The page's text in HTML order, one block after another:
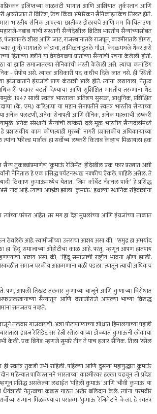
आफ्रिकन इजिप्तच्या वाळवंटी भागात आणि आशियात तुर्कस्तान आणि
ते ब्रिटिश, फ्रेंच किंवा अमेरिकन सैनिकांइतकेच तिखट होते.
भारतीय सैनिक आपल्या छातीवर झेलायचे आणि मग किंचित उणा
नबाब यांची संस्थानी सैन्येदेखील ब्रिटिश भारतीय सैन्यांच्यासोबत
पंजाबातले शीख आणि जाट, राजस्थानातले राजपूत, काश्मीरातले डोगरा,
कूर्ग) भागातले कोडावा, तामिळनाडूतले गौडा, केरळमधले थेवर असे
हिताच्या दृष्टीने या वेगवेगळ्या प्रांतांच्या सैन्यांची रचना केलेली होती.
या ज्ञाति समाजातल्या सैनिकांची भरती केलेली असे. त्यांचा कमांडिंग
- सेपॉय असे. त्याला अधिकारी पद कधीच दिले जात नसे. ही स्थिती
इंग्रजांचे प्राण कंठाशी आले होते. त्यांना लढायला, नेतृत्व
पदावर बढती देण्याचा आणि सुशिक्षित भारतीय तरुणांना थेट
1947 साली स्वतंत्र भारताला अतिशय सुसज्ज, आधुनिक, प्रशिक्षित
(के. एम.) करिअप्पा या महान सेनापतीने स्वतंत्र भारतीय सैन्याच्या
पलटणी, अनेक सेनापती आणि सैनिक, अनेक महत्त्वाची लष्करी
अनेक संस्थानी सैन्यांची लष्करी दले मूळ भारतीय सैन्यदलांमध्ये
काम कोणत्याही मुरब्बी नागरी प्रशासकीय अधिकार्‍याच्या
‘फील्ड मार्शल’ हा सर्वोच्च लष्करी किताब केव्हाच मिळायला हवा
सैन्य तुकड्यांप्रमाणेच ‘कुमाऊं रेजिमेंट’ हीदेखील एक फार प्रख्यात अशी
नैनिताल हे एक प्रसिद्ध पर्यटनस्थळ नक्कीच ऐकले, पाहिले असेल. ते
ठिकाण कुमाऊंमध्येच येतात. ‘जिम कॉर्बेट नॅशनल पार्क’ हे प्रसिद्ध
नाव आहे. त्याचा अपभ्रंश झाला ‘कुमाऊं.’ इथल्या स्थानिक रहिवाशांना
परंपरा आहेत, तर मग हा देश मुघलांच्या आणि इंग्रजांच्या ताब्यात
ठेवलेले आहे. स्वामीजींच्या उत्तराचा आशय असा की, “समुद्र हा अमर्याद
हा हिंदू समाजाच्या ओहोटीचा काळ आहे. परंतु, म्हणून आपण हातपाय
आशय असा की, “हिंदू समाजाची राष्ट्रीय भावना क्षीण झाली.
समाज परकीय आक्रमणांना बळी पडला. त्यातून त्याची अधिकच
पण, आपली तिखट तलवार कुणाच्या बाजूने आणि कुणाच्या विरोधात
सैन्यातून आणि दत्ताजीराजे आपल्या भाच्या विरुद्ध
समजतच नव्हते.
गाजवायची. अशा पोटापाण्याच्या शोधात हिमालयाच्या पहाडी
इंग्रज रेसिडेंट सर हेन्री रसेल यांच्या डोळ्यांत कुमाऊंनी लोकांचा
केली. एक ब्रिगेड म्हणजे सुमारे तीन ते पाच हजार सैनिक. तिला ‘रसेल
स्वतंत्र तुकडी उभी राहिली. पहिल्या आणि दुसर्‍या महायुद्धात कुमाऊं
महिन्यात पाकिस्तानने भारताच्या काश्मीरवर हल्ला चढवून तो प्रदेश
प्रसिद्ध असलेल्या लढाईत ‘पहिली कुमाऊं’ आणि ‘चौथी कुमाऊं’ या
नेतृत्वाचा कळस गाठत अखेर बलिदान केले. त्यांना ‘परमवीर
सन्मान मिळवण्याचा पराक्रम ‘कुमाऊं रेजिमेंट’ने केला. हे स्वतंत्र